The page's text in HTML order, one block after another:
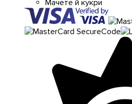
Мачете й кукри